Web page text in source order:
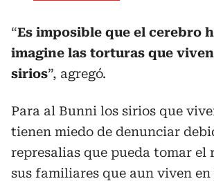
“Es imposible que el cerebro
imagine las torturas que
sirios”, agregó.
Para al Bunni los sirios que
tienen miedo de denunciar
represalias que pueda tomar el
sus familiares que aun viven en